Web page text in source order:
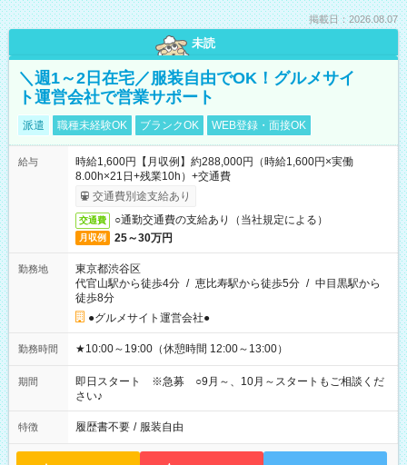
掲載日：2026.08.07
未読
＼週1～2日在宅／服装自由でOK！グルメサイ
ト運営会社で営業サポート
派遣 職種未経験OK ブランクOK WEB登録・面接OK
給与
時給1,600円【月収例】約288,000円（時給1,600円×実働
8.00h×21日+残業10h）+交通費
交通費別途支給あり
交通費 ○通勤交通費の支給あり（当社規定による）
月収例 25～30万円
勤務地
東京都渋谷区
代官山駅から徒歩4分 / 恵比寿駅から徒歩5分 / 中目黒駅から
徒歩8分
●グルメサイト運営会社●
勤務時間 ★10:00～19:00（休憩時間 12:00～13:00）
期間
即日スタート ※急募 ○9月～、10月～スタートもご相談くだ
さい♪
特徴 履歴書不要 / 服装自由